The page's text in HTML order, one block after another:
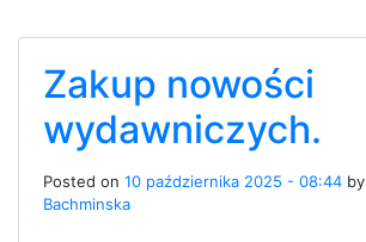
Zakup nowości
wydawniczych.
Posted on 10 października 2025 - 08:44 by
Bachminska